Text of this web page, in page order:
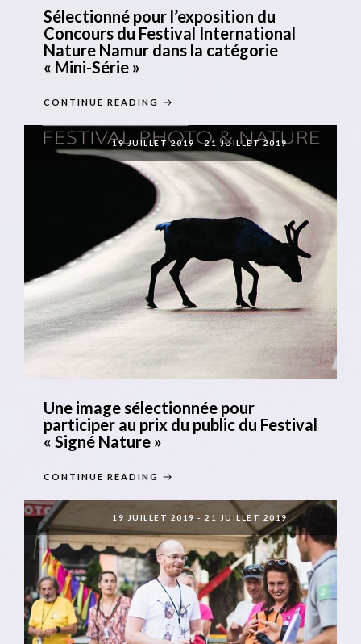
Sélectionné pour l’exposition du
Concours du Festival International
Nature Namur dans la catégorie
« Mini-Série »
CONTINUE READING
19 JUILLET 2019 -21 JUILLET 2019
Une image sélectionnée pour
participer au prix du public du Festival
« Signé Nature »
CONTINUE READING
19 JUILLET 2019 -21 JUILLET 2019